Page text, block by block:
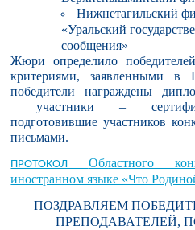
Нижнетагильский
«Уральский
сообщения»
Жюри определило
критериями, заявленными в
победители награждены
участники –
подготовившие участников
письмами.
ПРОТОКОЛ Областного
иностранном языке «Что
ПОЗДРАВЛЯЕМ
ПРЕПОДАВАТЕЛЕЙ,